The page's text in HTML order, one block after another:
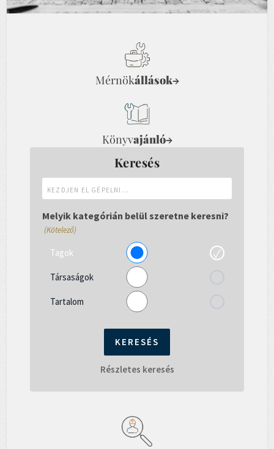
Mérnökállások→
Könyvajánló→
Keresés
el
gépelni...
Melyik kategórián belül szeretne keresni?
(Kötelező)
Tagok
Társaságok
Tartalom
Részletes keresés